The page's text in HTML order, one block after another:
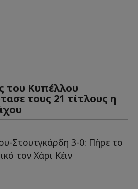
του Κυπέλλου
τους 21 τίτλους η